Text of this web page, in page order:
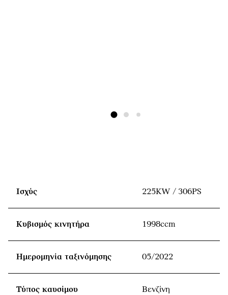
Ισχύς 225KW / 306PS
Κυβισμός κινητήρα 1998ccm
Ημερομηνία ταξινόμησης 05/2022
Τύπος καυσίμου Βενζίνη